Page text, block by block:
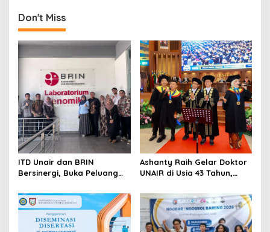
n
a
v
a
t
i
o
n
Don't Miss
ITD Unair dan BRIN
Bersinergi, Buka Peluang
Nasional
Ashanty Raih Gelar Doktor
UNAIR di Usia 43 Tahun,
dan Azriel